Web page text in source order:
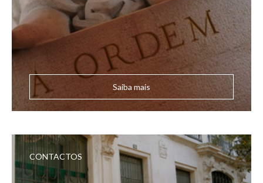
Saiba mais
CONTACTOS